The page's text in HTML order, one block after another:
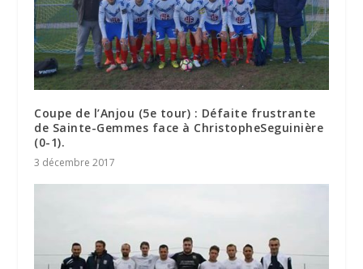
Coupe de l’Anjou (5e tour) : Défaite frustrante
de Sainte-Gemmes face à ChristopheSeguinière
(0-1).
3 décembre 2017